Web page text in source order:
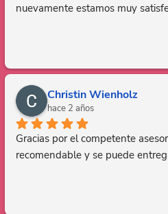
nuevamente estamos muy
Christin Wienholz
hace 2 años
Gracias por el competente
recomendable y se puede